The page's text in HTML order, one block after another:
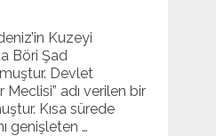
Kuzeyi
Böri Şad
Devlet
adı verilen bir
Kısa sürede
genişleten …